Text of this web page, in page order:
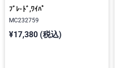
ﾌﾞﾚ-ﾄﾞ,ﾜｲﾊﾟ
MC232759
¥17,380 (税込)